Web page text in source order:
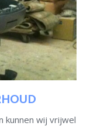
kunnen wij vrijwel